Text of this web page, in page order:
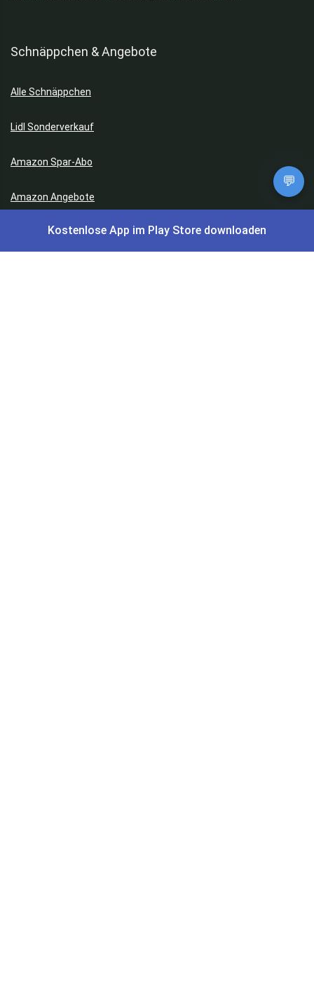
Schnäppchen & Angebote
Alle Schnäppchen
Lidl Sonderverkauf
Amazon Spar-Abo
Amazon Angebote
AOK Gratisgeschenke
💬
Kostenlose App im Play Store downloaden